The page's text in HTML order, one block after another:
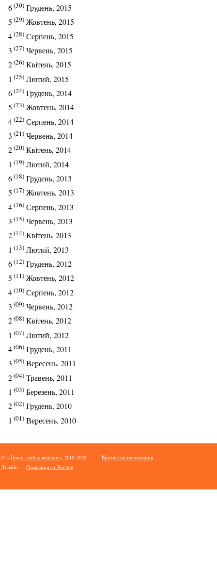
6(30) Грудень, 2015
5 (29) Жовтень, 2015
4(28) Серпень, 2015
3 (27) Червень, 2015
2(26) Квітень, 2015
1 (25) Лютий, 2015
6(24) Грудень, 2014
5 (23) Жовтень, 2014
4(22) Серпень, 2014
3 (21) Червень, 2014
2(20) Квітень, 2014
1 (19) Лютий, 2014
6(18) Грудень, 2013
5 (17) Жовтень, 2013
4(16) Серпень, 2013
3 (15) Червень, 2013
2(14) Квітень, 2013
1 (13) Лютий, 2013
6(12) Грудень, 2012
5 (11) Жовтень, 2012
4(10) Серпень, 2012
3 (09) Червень, 2012
2(08) Квітень, 2012
1 (07) Лютий, 2012
4(06) Грудень, 2011
3 (05) Вересень, 2011
2(04) Травень, 2011
1 (03) Березень, 2011
2(02) Грудень, 2010
1 (01) Вересень, 2010
© «Дикун глобал консалт», 2010–2026
Дизайн — Олександр tr Рослов
Контактна інформація